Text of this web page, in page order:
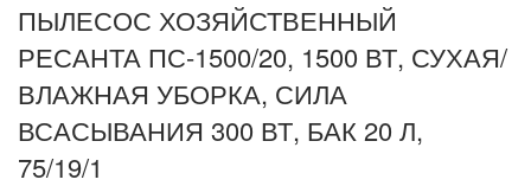
ПЫЛЕСОС ХОЗЯЙСТВЕННЫЙ
РЕСАНТА ПС-1500/20, 1500 ВТ, СУХАЯ/
ВЛАЖНАЯ УБОРКА, СИЛА
ВСАСЫВАНИЯ 300 ВТ, БАК 20 Л,
75/19/1